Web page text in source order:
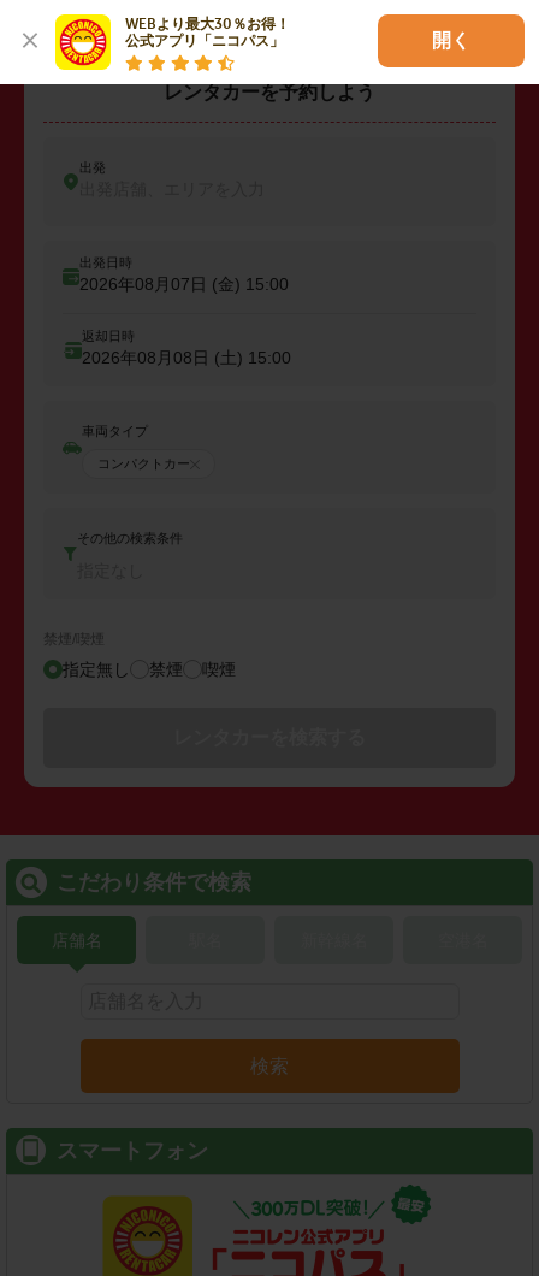
WEBより最大30％お得！
公式アプリ「ニコパス」
開く
レンタカーを予約しよう
出発
出発日時
2026年08月07日 (金) 15:00
返却日時
2026年08月08日 (土) 15:00
車両タイプ
コンパクトカー
その他の検索条件
禁煙/喫煙
指定無し 禁煙 喫煙
こだわり条件で検索
店舗名
検索
スマートフォン